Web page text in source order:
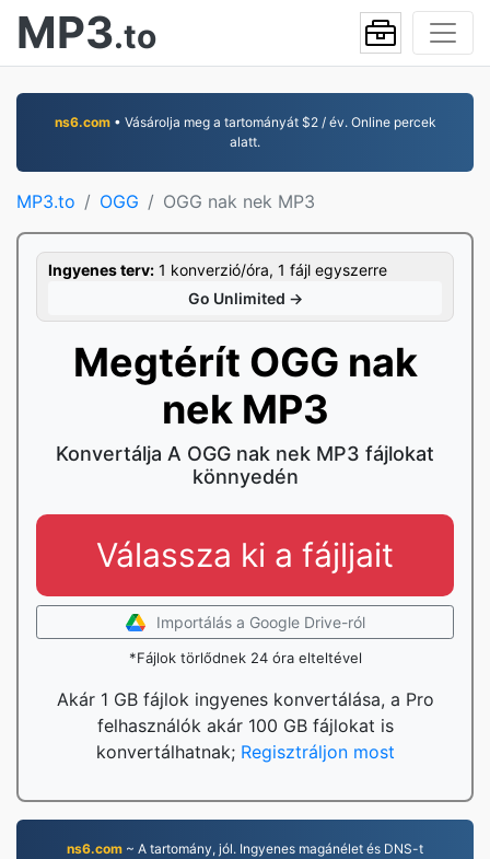
MP3.to
ns6.com• Vásárolja meg a tartományát $2 / év. Online percek
alatt.
MP3.to OGG OGG nak nek MP3
Ingyenes terv: 1 konverzió/óra, 1 fájl egyszerre
Go Unlimited →
Megtérít OGG nak
nek MP3
Konvertálja A OGG nak nek MP3 fájlokat
könnyedén
Válassza ki a fájljait
Importálás a Google Drive-ról
*Fájlok törlődnek 24 óra elteltével
Akár 1 GB fájlok ingyenes konvertálása, a Pro
felhasználók akár 100 GB fájlokat is
konvertálhatnak; Regisztráljon most
ns6.com ~ A tartomány, jól. Ingyenes magánélet és DNS-t